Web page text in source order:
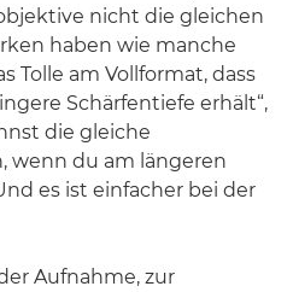
nicht die gleichen
haben wie manche
Tolle am Vollformat, dass
Schärfentiefe erhält“,
die gleiche
wenn du am längeren
es ist einfacher bei der
Aufnahme, zur